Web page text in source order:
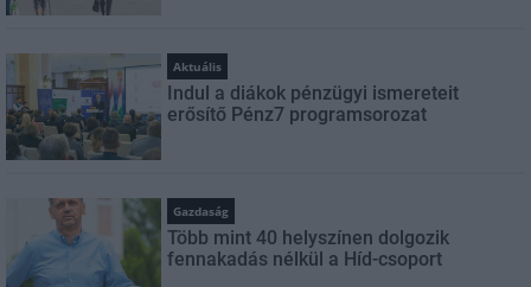
Aktuális
Indul a diákok pénzügyi ismereteit
erősítő Pénz7 programsorozat
Gazdaság
Több mint 40 helyszínen dolgozik
fennakadás nélkül a Híd-csoport